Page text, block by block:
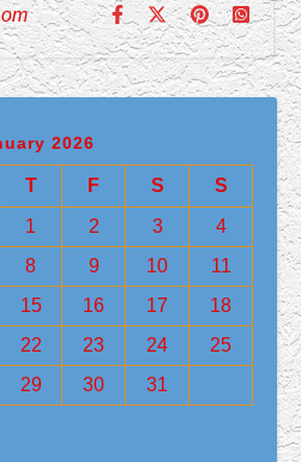
2026
T F S
S
1
2 3
4
8 9 10
11
15 16 17
18
22 23 24
25
29 30 31